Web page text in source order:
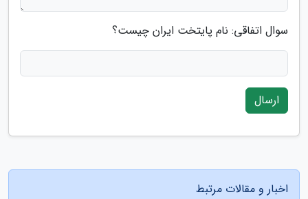
سوال اتفاقی: نام پایتخت ایران چیست؟
ارسال
اخبار و مقالات مرتبط